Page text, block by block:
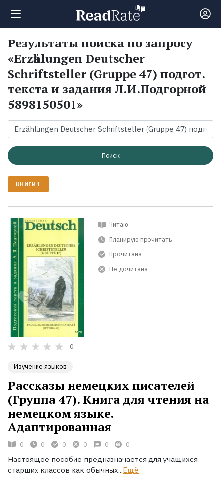
Поиск
Новости
Рейтинги
Книги
Экранизации
Коллекции
Результаты поиска по запросу
«Erzӓhlungen Deutscher
Schriftsteller (Gruppe 47) подгот.
текста и задания Л.И.Подгорной
5898150501»
Поиск
КНИГИ 1
Читаю
Планирую прочитать
Прочитана
Не дочитана
0
Изучение языков
Рассказы немецких писателей
(Группа 47). Книга для чтения на
немецком языке.
Адаптированная
0 0 0 0 0 0
Настоящее пособие предназначается для учащихся
старших классов как обычных...Ещё